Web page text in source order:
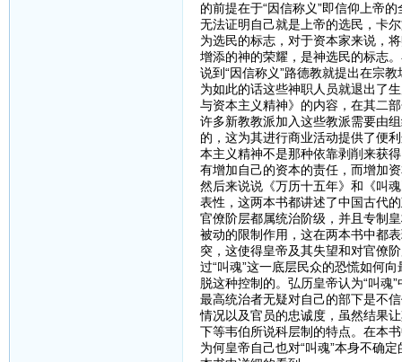
的前提在于“因信称义”即信仰上帝
无法证明自己就是上帝的选民，卡
为选民的标志，对于资本家来说，
增添的神的荣耀，是神选民的标志
说到“因信称义”路德教就提出在宗
为如此的话这些神职人员就退出了
与资本主义精神》的内容，在其二
许多新教教派加入这些教派需要由
的，这为其进行商业活动提供了便
本主义精神不是那种依靠剥削来获
有增加自己的资本的责任，而增加
然后来说说《万历十五年》和《叫
表性，这两本书都讲述了中国古代
官僚阶层都属统治阶级，并且专制
被动的限制作用，这在两本书中都
突，这使得皇帝及其失望和对官僚
过“叫魂”这一底层民众的恐慌如何
脱这种控制的。弘历皇帝认为“叫魂
最高统治者无疑对自己的部下是不
情况以及官员的忠诚度，虽然结果
下等韦伯所说科层制的特点。在本
为何皇帝自己也对“叫魂”本身不确